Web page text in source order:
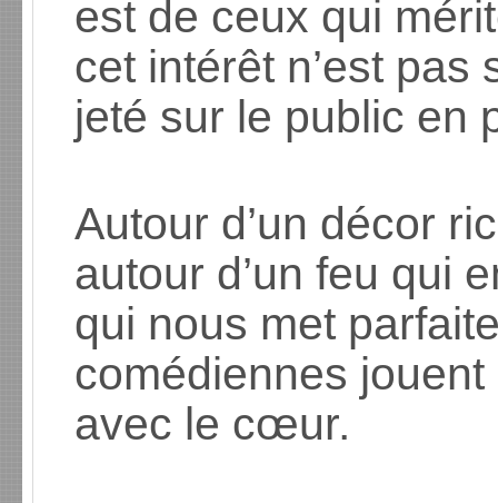
est de ceux qui
cet intérêt n’est
jeté sur le public en
Autour d’un décor
autour d’un feu qui
qui nous met
comédiennes
avec le cœur.